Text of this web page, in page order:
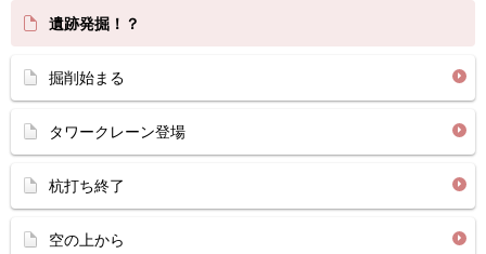
遺跡発掘！？
掘削始まる
タワークレーン登場
杭打ち終了
空の上から